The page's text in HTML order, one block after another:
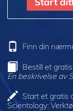
Finn din
Bestill et
En beskrivelse av
Start et gratis
Scientology: